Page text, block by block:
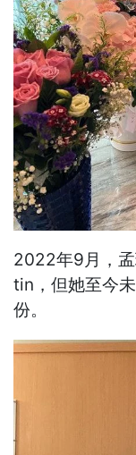
2022年9月，
tin，但她至今
份。